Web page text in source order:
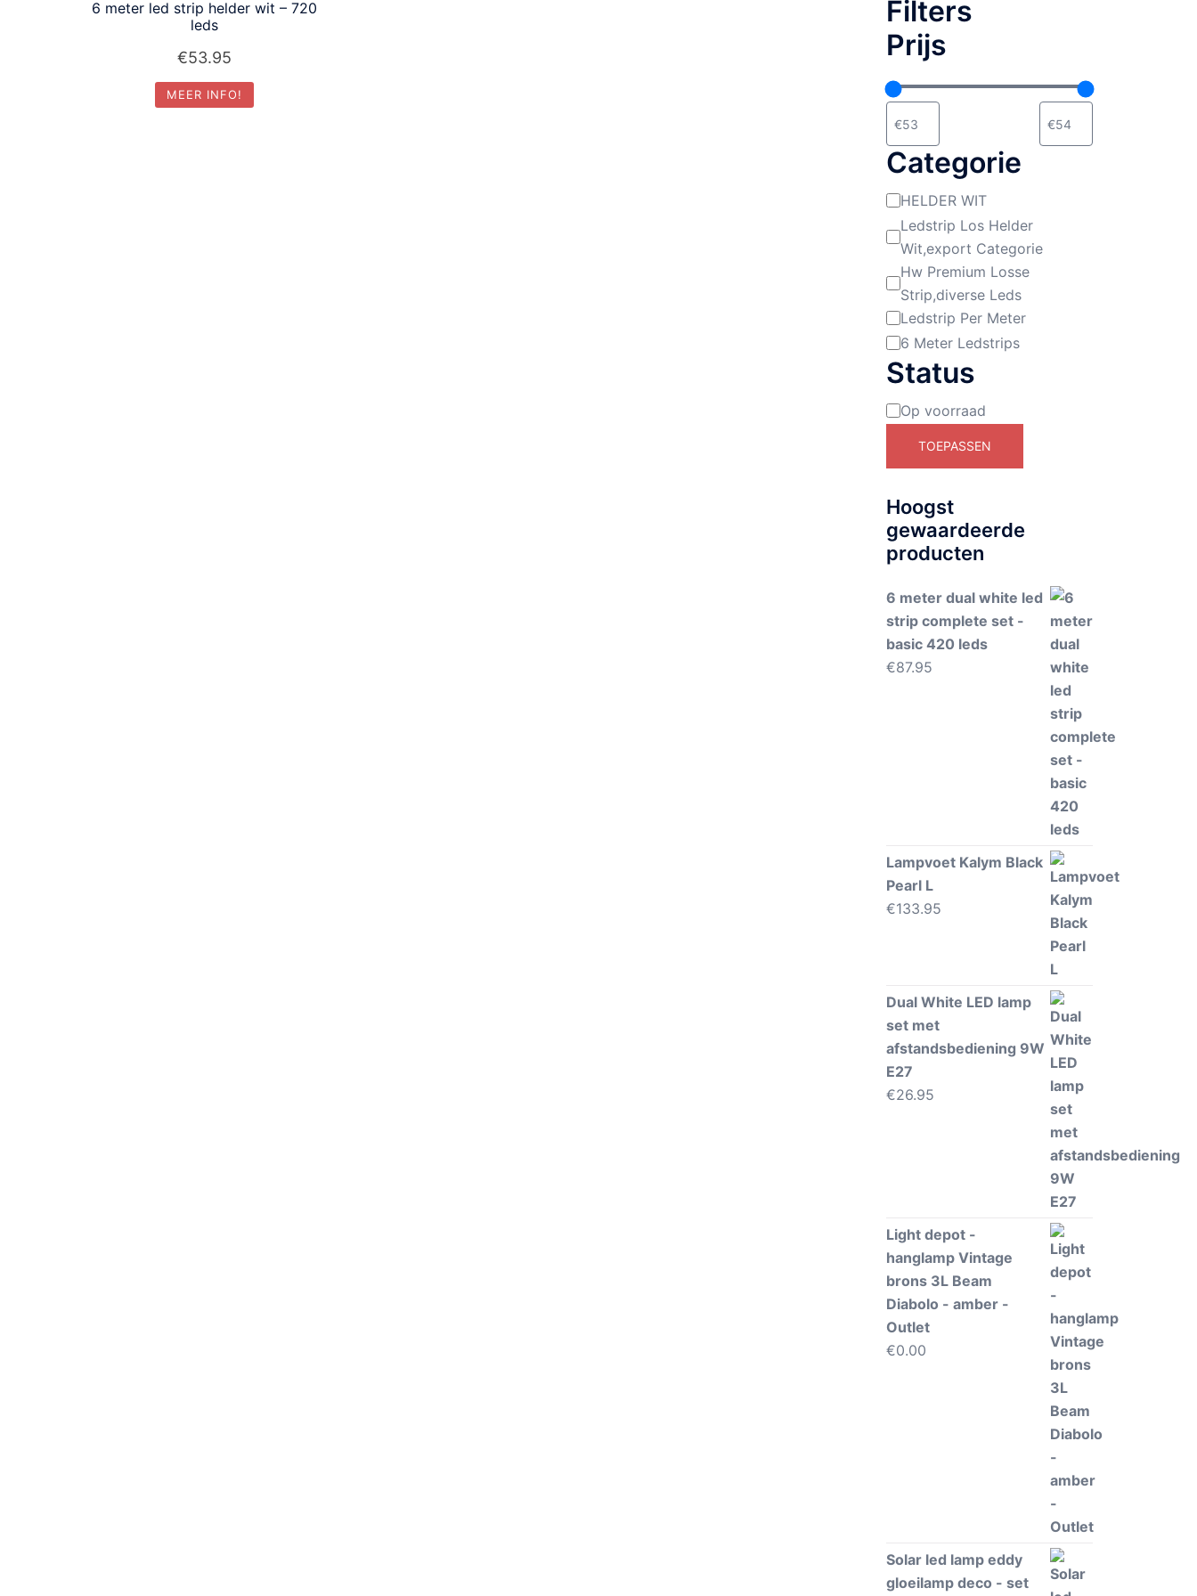
6 meter led strip helder wit – 720
leds
€53.95
MEER INFO!
Filters
Prijs
Categorie
Categorie
HELDER WIT
Ledstrip Los Helder
Wit,export Categorie
Hw Premium Losse
Strip,diverse Leds
Ledstrip Per Meter
6 Meter Ledstrips
Status
Beschikbaarheid
Op voorraad
TOEPASSEN
Hoogst
gewaardeerde
producten
6 meter dual white led
strip complete set -
basic 420 leds
€87.95
Lampvoet Kalym Black
Pearl L
€133.95
Dual White LED lamp
set met
afstandsbediening 9W
E27
€26.95
Light depot -
hanglamp Vintage
brons 3L Beam
Diabolo - amber -
Outlet
€0.00
Solar led lamp eddy
gloeilamp deco - set